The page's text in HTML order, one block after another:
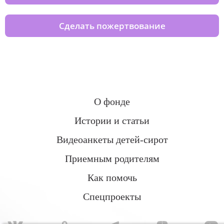
Сделать пожертвование
О фонде
Истории и статьи
Видеоанкеты детей-сирот
Приемным родителям
Как помочь
Спецпроекты